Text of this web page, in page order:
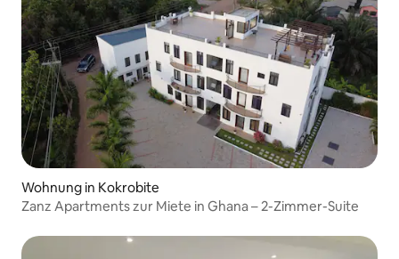
Wohnung in Kokrobite
Zanz Apartments zur Miete in Ghana – 2-Zimmer-Suite